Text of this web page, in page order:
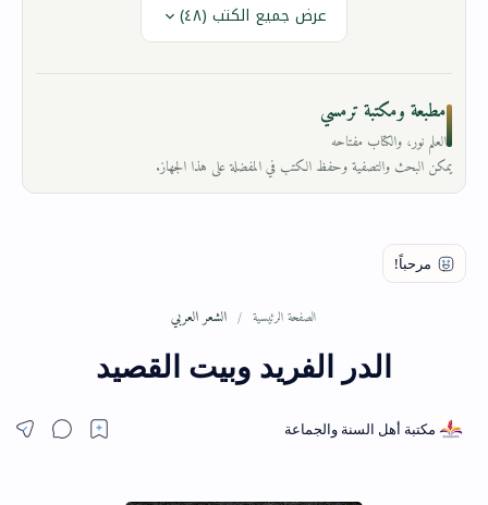
عرض جميع الكتب (٤٨)
مطبعة ومكتبة ترمسي
العلم نور، والكتاب مفتاحه
يمكن البحث والتصفية وحفظ الكتب في المفضلة على هذا الجهاز.
الصفحة الرئيسية الشعر العربي
الدر الفريد وبيت القصيد